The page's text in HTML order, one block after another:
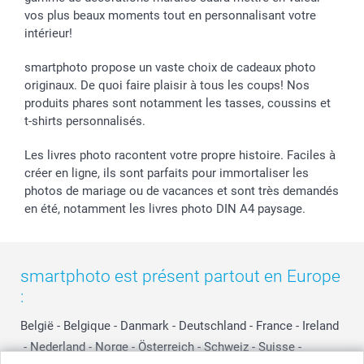
B2B smartbusiness
Droit de rétractation
Fête d'anniversaire
Collection naissance
Tous les évènements
Identifiez-vous
Plan du site
Statut de ma commande
smarfriends
smartgarantie
smartbonus
vos plus beaux moments tout en personnalisant votre
intérieur!
smartphoto propose un vaste choix de cadeaux photo
originaux. De quoi faire plaisir à tous les coups! Nos
produits phares sont notamment les tasses, coussins et
t-shirts personnalisés.
Les livres photo racontent votre propre histoire. Faciles à
créer en ligne, ils sont parfaits pour immortaliser les
photos de mariage ou de vacances et sont très demandés
en été, notamment les livres photo DIN A4 paysage.
smartphoto est présent partout en Europe
:
België - Belgique - Danmark - Deutschland - France - Ireland
- Nederland - Norge - Österreich - Schweiz - Suisse -